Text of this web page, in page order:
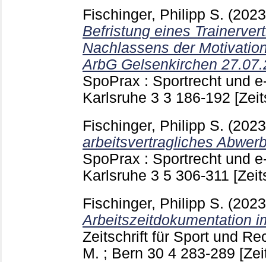
Fischinger, Philipp S.
Befristung eines
Nachlassens der
ArbG Gelsenkirchen
SpoPrax : Sportrecht und
Karlsruhe 3 3 186-192
Fischinger, Philipp S.
arbeitsvertragliches
SpoPrax : Sportrecht und
Karlsruhe 3 5 306-311
Fischinger, Philipp S.
Arbeitszeitdokumentation
Zeitschrift für Sport und
M. ; Bern 30 4 283-289